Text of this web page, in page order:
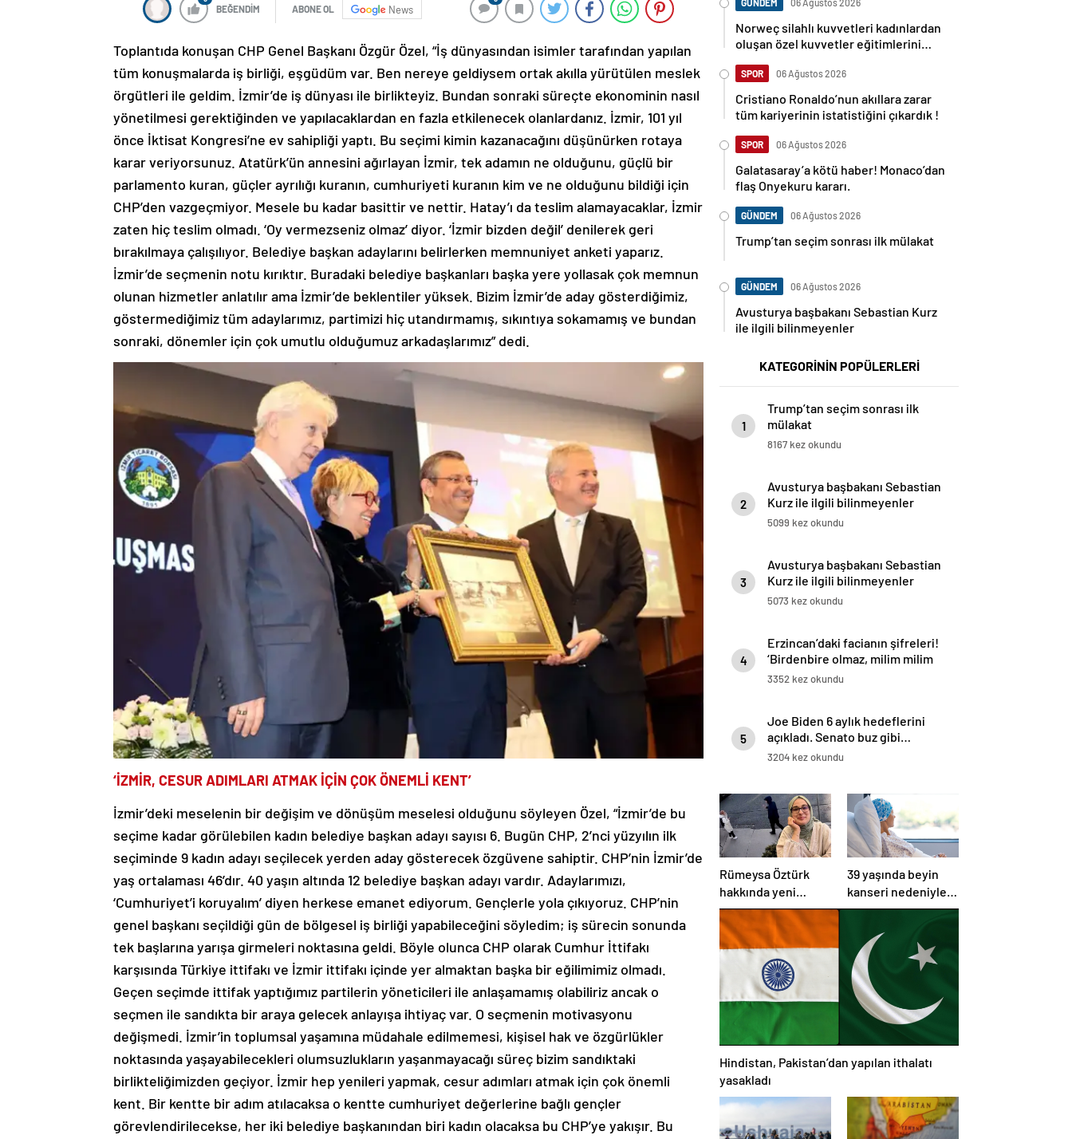
BEĞENDİM ABONE OL News
Toplantıda konuşan CHP Genel Başkanı Özgür Özel, “İş dünyasından isimler tarafından yapılan
tüm konuşmalarda iş birliği, eşgüdüm var. Ben nereye geldiysem ortak akılla yürütülen meslek
örgütleri ile geldim. İzmir’de iş dünyası ile birlikteyiz. Bundan sonraki süreçte ekonominin nasıl
yönetilmesi gerektiğinden ve yapılacaklardan en fazla etkilenecek olanlardanız. İzmir, 101 yıl
önce İktisat Kongresi’ne ev sahipliği yaptı. Bu seçimi kimin kazanacağını düşünürken rotaya
karar veriyorsunuz. Atatürk’ün annesini ağırlayan İzmir, tek adamın ne olduğunu, güçlü bir
parlamento kuran, güçler ayrılığı kuranın, cumhuriyeti kuranın kim ve ne olduğunu bildiği için
CHP’den vazgeçmiyor. Mesele bu kadar basittir ve nettir. Hatay’ı da teslim alamayacaklar, İzmir
zaten hiç teslim olmadı. ‘Oy vermezseniz olmaz’ diyor. ‘İzmir bizden değil’ denilerek geri
bırakılmaya çalışılıyor. Belediye başkan adaylarını belirlerken memnuniyet anketi yaparız.
İzmir’de seçmenin notu kırıktır. Buradaki belediye başkanları başka yere yollasak çok memnun
olunan hizmetler anlatılır ama İzmir’de beklentiler yüksek. Bizim İzmir’de aday gösterdiğimiz,
göstermediğimiz tüm adaylarımız, partimizi hiç utandırmamış, sıkıntıya sokamamış ve bundan
sonraki, dönemler için çok umutlu olduğumuz arkadaşlarımız” dedi.
‘İZMİR, CESUR ADIMLARI ATMAK İÇİN ÇOK ÖNEMLİ KENT’
İzmir’deki meselenin bir değişim ve dönüşüm meselesi olduğunu söyleyen Özel, “İzmir’de bu
seçime kadar görülebilen kadın belediye başkan adayı sayısı 6. Bugün CHP, 2’nci yüzyılın ilk
seçiminde 9 kadın adayı seçilecek yerden aday gösterecek özgüvene sahiptir. CHP’nin İzmir’de
yaş ortalaması 46’dır. 40 yaşın altında 12 belediye başkan adayı vardır. Adaylarımızı,
‘Cumhuriyet’i koruyalım’ diyen herkese emanet ediyorum. Gençlerle yola çıkıyoruz. CHP’nin
genel başkanı seçildiği gün de bölgesel iş birliği yapabileceğini söyledim; iş sürecin sonunda
tek başlarına yarışa girmeleri noktasına geldi. Böyle olunca CHP olarak Cumhur İttifakı
karşısında Türkiye ittifakı ve İzmir ittifakı içinde yer almaktan başka bir eğilimimiz olmadı.
Geçen seçimde ittifak yaptığımız partilerin yöneticileri ile anlaşamamış olabiliriz ancak o
seçmen ile sandıkta bir araya gelecek anlayışa ihtiyaç var. O seçmenin motivasyonu
değişmedi. İzmir’in toplumsal yaşamına müdahale edilmemesi, kişisel hak ve özgürlükler
noktasında yaşayabilecekleri olumsuzlukların yaşanmayacağı süreç bizim sandıktaki
birlikteliğimizden geçiyor. İzmir hep yenileri yapmak, cesur adımları atmak için çok önemli
kent. Bir kentte bir adım atılacaksa o kentte cumhuriyet değerlerine bağlı gençler
görevlendirilecekse, her iki belediye başkanından biri kadın olacaksa bu CHP’ye yakışır. Bu
GÜNDEM 06 Ağustos 2026
Norweç silahlı kuvvetleri kadınlardan
oluşan özel kuvvetler eğitimlerini
SPOR 06 Ağustos 2026
Cristiano Ronaldo’nun akıllara zarar
tüm kariyerinin istatistiğini çıkardık !
SPOR 06 Ağustos 2026
Galatasaray’a kötü haber! Monaco’dan
flaş Onyekuru kararı.
GÜNDEM 06 Ağustos 2026
Trump’tan seçim sonrası ilk mülakat
GÜNDEM 06 Ağustos 2026
Avusturya başbakanı Sebastian Kurz
ile ilgili bilinmeyenler
KATEGORİNİN POPÜLERLERİ
1
Trump’tan seçim sonrası ilk
mülakat
8167 kez okundu
2
Avusturya başbakanı Sebastian
Kurz ile ilgili bilinmeyenler
5099 kez okundu
3
Avusturya başbakanı Sebastian
Kurz ile ilgili bilinmeyenler
5073 kez okundu
4
Erzincan’daki facianın şifreleri!
‘Birdenbire olmaz, milim milim
kayar’
3352 kez okundu
5
Joe Biden 6 aylık hedeflerini
açıkladı. Senato buz gibi…
3204 kez okundu
Rümeysa Öztürk
hakkında yeni
gelişme:
Avukatları naklinin
geciktirilmemesini
39 yaşında beyin
kanseri nedeniyle
öldü: Görmezden
geldiği 2 işaret
vardı
Hindistan, Pakistan’dan yapılan ithalatı
yasakladı